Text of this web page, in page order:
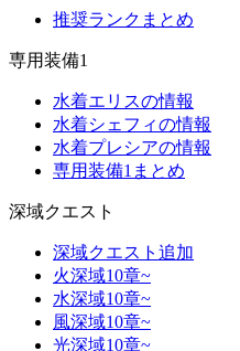
推奨ランクまとめ
専用装備1
水着エリスの情報
水着シェフィの情報
水着プレシアの情報
専用装備1まとめ
深域クエスト
深域クエスト追加
火深域10章~
水深域10章~
風深域10章~
光深域10章~